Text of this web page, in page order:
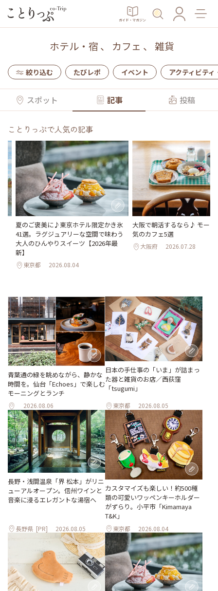
ガイド・マガジン
ホテル・宿 、 カフェ 、 雑貨
絞り込む たびレポ イベント アクティビティ
スポット 記事 投稿
ことりっぷで人気の記事
夏のご褒美に♪東京ホテル限定かき氷
41選。ラグジュアリーな空間で味わう
大人のひんやりスイーツ【2026年最
新】
東京都 2026.08.04
大阪で朝活するなら♪ モーニ
気のカフェ5選
大阪府 2026.07.28
青葉通の緑を眺めながら、静かな
時間を。仙台「Echoes」で楽しむ
モーニングとランチ
2026.08.06
日本の手仕事の「いま」が詰まっ
た器と雑貨のお店／西荻窪
「tsugumi」
東京都 2026.08.05
長野・浅間温泉「界 松本」がリニ
ューアルオープン。信州ワインと
音楽に浸るエレガントな湯宿へ
長野県 [PR] 2026.08.05
カスタマイズも楽しい！約500種
類の可愛いワッペンキーホルダー
がずらり。小平市「Kimamaya
T&K」
東京都 2026.08.04